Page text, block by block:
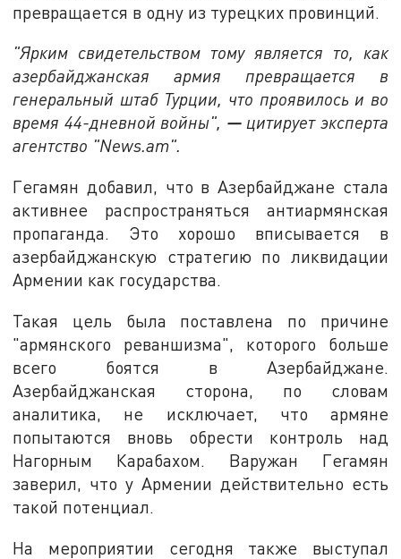
превращается в одну из турецких провинций.
"Ярким свидетельством тому является то, как
азербайджанская армия превращается в
генеральный штаб Турции, что проявилось и во
время 44-дневной войны", —цитирует эксперта
агентство "News.am".
Гегамян добавил, что в Азербайджане стала
активнее распространяться антиармянская
пропаганда. Это хорошо вписывается в
азербайджанскую стратегию по ликвидации
Армении как государства.
Такая цель была поставлена по причине
"армянского реваншизма", которого больше
всего боятся в Азербайджане.
Азербайджанская сторона, по словам
аналитика, не исключает, что армяне
попытаются вновь обрести контроль над
Нагорным Карабахом. Варужан Гегамян
заверил, что у Армении действительно есть
такой потенциал.
На мероприятии сегодня также выступал